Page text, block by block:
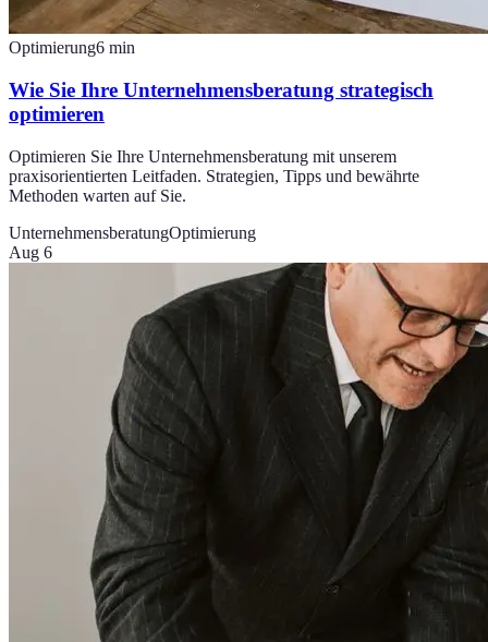
Optimierung6 min
Wie Sie Ihre Unternehmensberatung strategisch
optimieren
Optimieren Sie Ihre Unternehmensberatung mit unserem
praxisorientierten Leitfaden. Strategien, Tipps und bewährte
Methoden warten auf Sie.
UnternehmensberatungOptimierung
Aug 6